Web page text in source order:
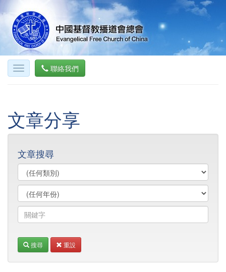
聯絡我們
文章分享
文章搜尋
搜尋 重設